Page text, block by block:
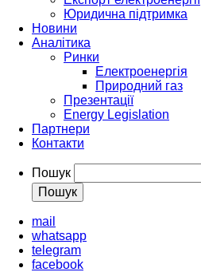
Юридична підтримка
Новини
Аналітика
Ринки
Електроенергія
Природний газ
Презентації
Energy Legislation
Партнери
Контакти
Пошук
mail
whatsapp
telegram
facebook